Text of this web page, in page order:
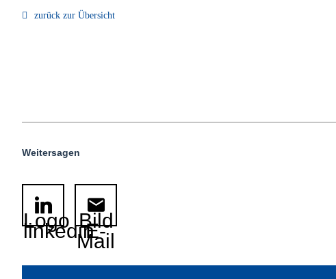
zurück zur Übersicht
Weitersagen
Logo
linkedinBild
E-
Mail